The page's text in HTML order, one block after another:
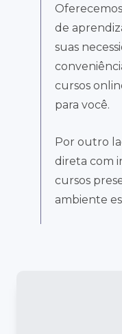
de
suas
cursos
para você.
Por outro
direta com
cursos
ambiente